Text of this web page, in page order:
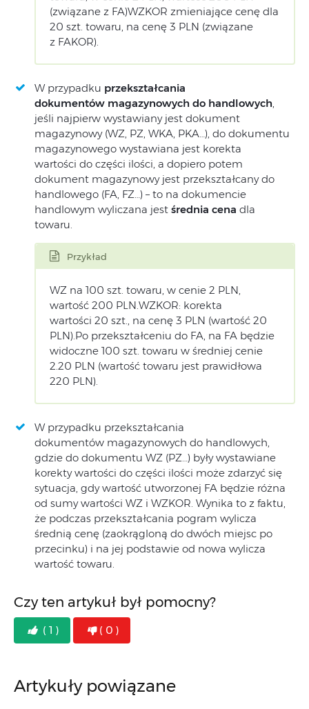
(związane z FA)WZKOR zmieniające cenę dla
20 szt. towaru, na cenę 3 PLN (związane
z FAKOR).
W przypadku przekształcania
dokumentów magazynowych do handlowych,
jeśli najpierw wystawiany jest dokument
magazynowy (WZ, PZ, WKA, PKA…), do dokumentu
magazynowego wystawiana jest korekta
wartości do części ilości, a dopiero potem
dokument magazynowy jest przekształcany do
handlowego (FA, FZ…) – to na dokumencie
handlowym wyliczana jest średnia cena dla
towaru.
Przykład
WZ na 100 szt. towaru, w cenie 2 PLN,
wartość 200 PLN.WZKOR: korekta
wartości 20 szt., na cenę 3 PLN (wartość 20
PLN).Po przekształceniu do FA, na FA będzie
widoczne 100 szt. towaru w średniej cenie
2.20 PLN (wartość towaru jest prawidłowa
220 PLN).
W przypadku przekształcania
dokumentów magazynowych do handlowych,
gdzie do dokumentu WZ (PZ…) były wystawiane
korekty wartości do części ilości może zdarzyć się
sytuacja, gdy wartość utworzonej FA będzie różna
od sumy wartości WZ i WZKOR. Wynika to z faktu,
że podczas przekształcania pogram wylicza
średnią cenę (zaokrągloną do dwóch miejsc po
przecinku) i na jej podstawie od nowa wylicza
wartość towaru.
Czy ten artykuł był pomocny?
( 1 ) ( 0 )
Artykuły powiązane